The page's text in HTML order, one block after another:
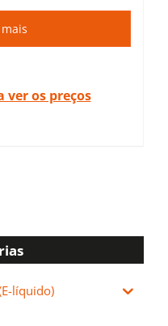
ver os preços
líquido)